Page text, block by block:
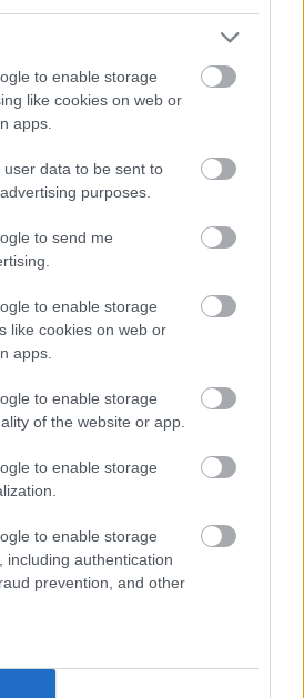
to enable storage
like cookies on web or
apps.
user data to be sent to
purposes.
to send me
to enable storage
like cookies on web or
apps.
to enable storage
of the website or app.
to enable storage
to enable storage
including authentication
prevention, and other